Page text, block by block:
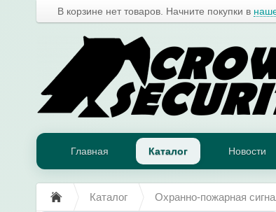
В корзине нет товаров. Начните покупки в
Главная Каталог Новости
Каталог Охранно-пожарная